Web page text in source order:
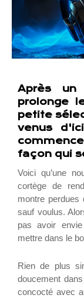
Après un
prolonge
petite
venus
façon qui
Voici qu’une
cortège de
montre perdues
sauf voulus.
pas avoir
mettre dans le
Rien de plus
doucement dans
concocté avec